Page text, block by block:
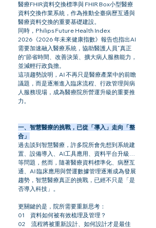
醫療FHIR資料交換標準與 FHIR Box小型醫療
資料交換作業系統，作為推動全臺病歷互通與
醫療資料交換的重要基礎建設。
同時 ， Philips Future Health Index
2026 《2026 年未來健康指數》報告也指出AI
需要加速融入醫療系統，協助醫護人員“真正
的”節省時間、改善決策、擴大病人服務能力，
並減輕行政負擔。
這項趨勢說明，AI 不再只是醫療產業中的前瞻
議題，而是逐漸進入臨床流程、行政管理與病
人服務現場，成為醫療院所營運升級的重要推
力。
一、智慧醫療的挑戰，已從「導入」走向「整
合」
過去談到智慧醫療，許多院所會先想到系統建
置、設備導入、AI工具應用、資料平台升級…
等問題，然而，隨著醫療資料標準化、病歷互
通、AI 臨床應用與營運數據管理逐漸成為發展
趨勢，智慧醫療真正的挑戰，已經不只是「是
否導入科技」。
更關鍵的是，院所需要重新思考：
01　資料如何被有效梳理及管理？
02　流程將被重新設計、如何設計才是最佳